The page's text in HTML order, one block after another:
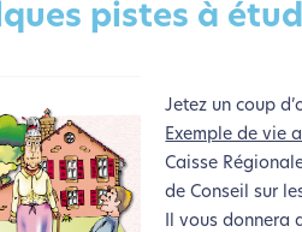
pistes à
Jetez un coup
Exemple de vie
Caisse
de Conseil sur
Il vous donnera